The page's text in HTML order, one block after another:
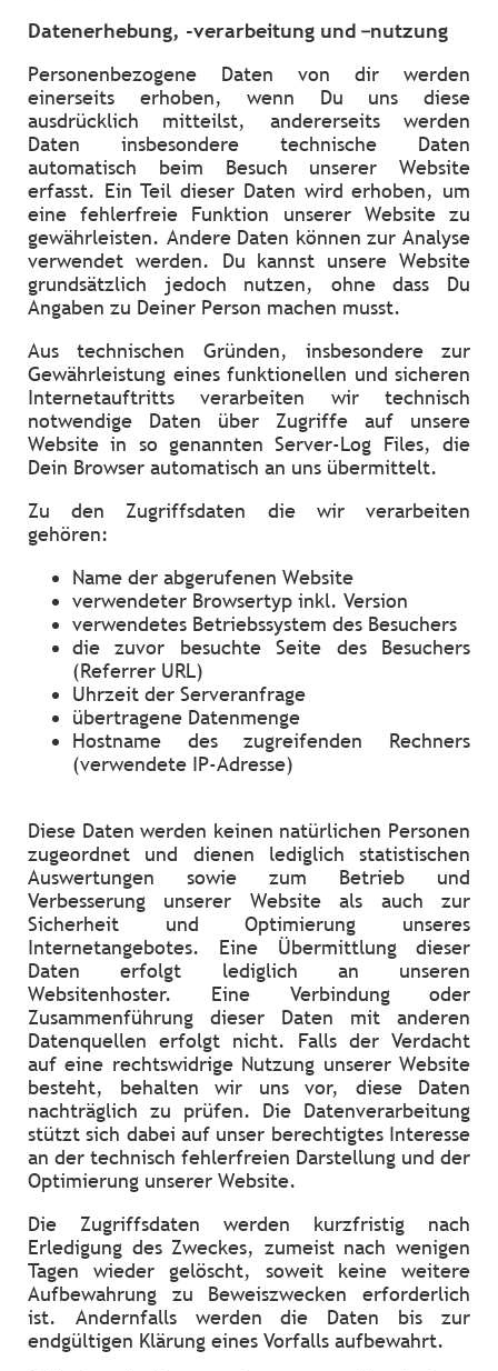
Datenerhebung, -verarbeitung und –nutzung
Personenbezogene Daten von dir werden
einerseits erhoben, wenn Du uns diese
ausdrücklich mitteilst, andererseits werden
Daten insbesondere technische Daten
automatisch beim Besuch unserer Website
erfasst. Ein Teil dieser Daten wird erhoben, um
eine fehlerfreie Funktion unserer Website zu
gewährleisten. Andere Daten können zur Analyse
verwendet werden. Du kannst unsere Website
grundsätzlich jedoch nutzen, ohne dass Du
Angaben zu Deiner Person machen musst.
Aus technischen Gründen, insbesondere zur
Gewährleistung eines funktionellen und sicheren
Internetauftritts verarbeiten wir technisch
notwendige Daten über Zugriffe auf unsere
Website in so genannten Server-Log Files, die
Dein Browser automatisch an uns übermittelt.
Zu den Zugriffsdaten die wir verarbeiten
gehören:
Name der abgerufenen Website
verwendeter Browsertyp inkl. Version
verwendetes Betriebssystem des Besuchers
die zuvor besuchte Seite des Besuchers
(Referrer URL)
Uhrzeit der Serveranfrage
übertragene Datenmenge
Hostname des zugreifenden Rechners
(verwendete IP-Adresse)
Diese Daten werden keinen natürlichen Personen
zugeordnet und dienen lediglich statistischen
Auswertungen sowie zum Betrieb und
Verbesserung unserer Website als auch zur
Sicherheit und Optimierung unseres
Internetangebotes. Eine Übermittlung dieser
Daten erfolgt lediglich an unseren
Websitenhoster. Eine Verbindung oder
Zusammenführung dieser Daten mit anderen
Datenquellen erfolgt nicht. Falls der Verdacht
auf eine rechtswidrige Nutzung unserer Website
besteht, behalten wir uns vor, diese Daten
nachträglich zu prüfen. Die Datenverarbeitung
stützt sich dabei auf unser berechtigtes Interesse
an der technisch fehlerfreien Darstellung und der
Optimierung unserer Website.
Die Zugriffsdaten werden kurzfristig nach
Erledigung des Zweckes, zumeist nach wenigen
Tagen wieder gelöscht, soweit keine weitere
Aufbewahrung zu Beweiszwecken erforderlich
ist. Andernfalls werden die Daten bis zur
endgültigen Klärung eines Vorfalls aufbewahrt.